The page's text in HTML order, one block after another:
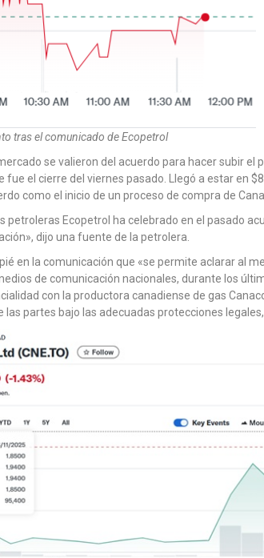
tras el comunicado de Ecopetrol
se valieron del acuerdo para hacer subir el
fue el cierre del viernes pasado. Llegó a estar en
como el inicio de un proceso de compra de
petroleras Ecopetrol ha celebrado en el pasado
dijo una fuente de la petrolera.
en la comunicación que «se permite aclarar al
de comunicación nacionales, durante los
con la productora canadiense de gas
partes bajo las adecuadas protecciones